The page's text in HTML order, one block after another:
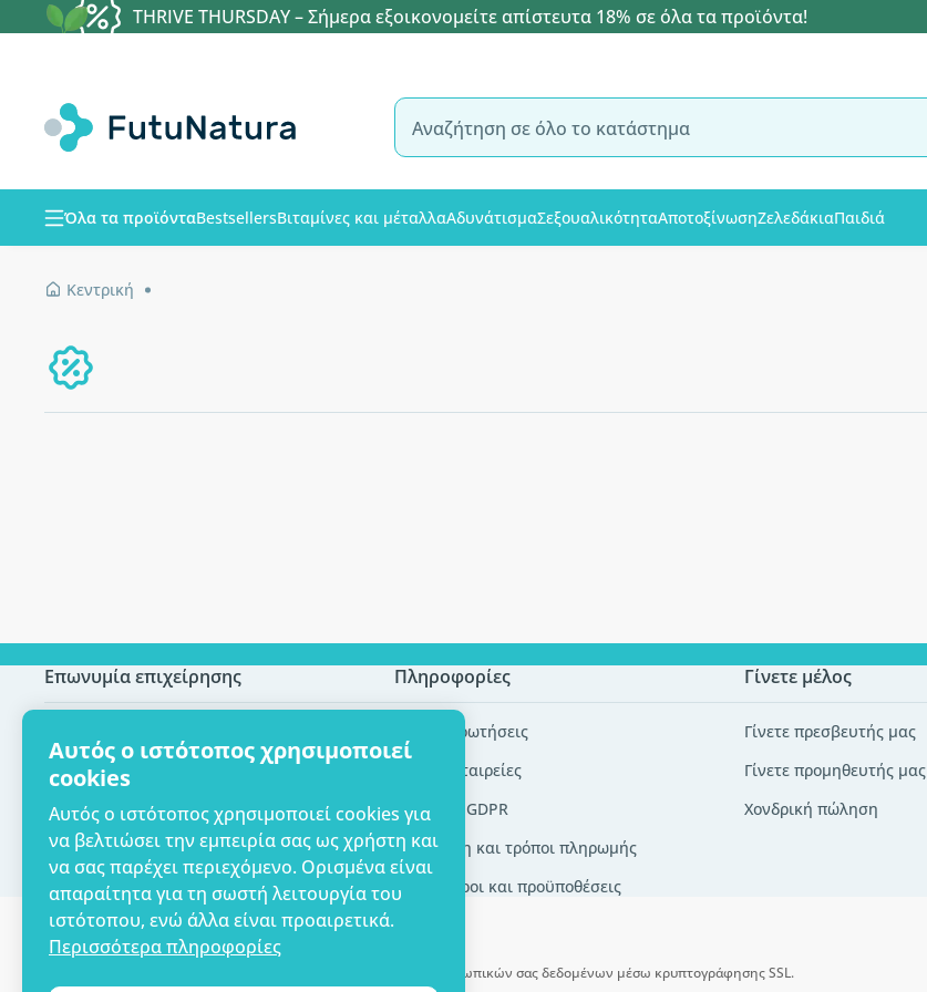
Αυτός ο ιστότοπος χρησιμοποιεί
cookies
Αυτός ο ιστότοπος χρησιμοποιεί cookies για
να βελτιώσει την εμπειρία σας ως χρήστη και
να σας παρέχει περιεχόμενο. Ορισμένα είναι
απαραίτητα για τη σωστή λειτουργία του
ιστότοπου, ενώ άλλα είναι προαιρετικά.
Περισσότερα πληροφορίες
THRIVE THURSDAY – Σήμερα εξοικονομείτε απίστευτα 18% σε όλα τα προϊόντα!
Όλα τα προϊόνταBestsellersΒιταμίνες και μέταλλαΑδυνάτισμαΣεξουαλικότηταΑποτοξίνωσηΖελεδάκιαΠαιδιά
Κεντρική
Επωνυμία επιχείρησης
Επικοινωνία
Σχετικά με εμάς
Πληροφορίες
Συχνές ερωτήσεις
Brands/εταιρείες
Εργαλεία GDPR
Παράδοση και τρόποι πληρωμής
Γενικοί όροι και προϋποθέσεις
Γίνετε μέλος
Γίνετε πρεσβευτής μας
Γίνετε προμηθευτής μας
Χονδρική πώληση
Δυνατότητα πληρωμής με κάρτα. Εγγυημένη προστασία των προσωπικών σας δεδομένων μέσω κρυπτογράφησης SSL.